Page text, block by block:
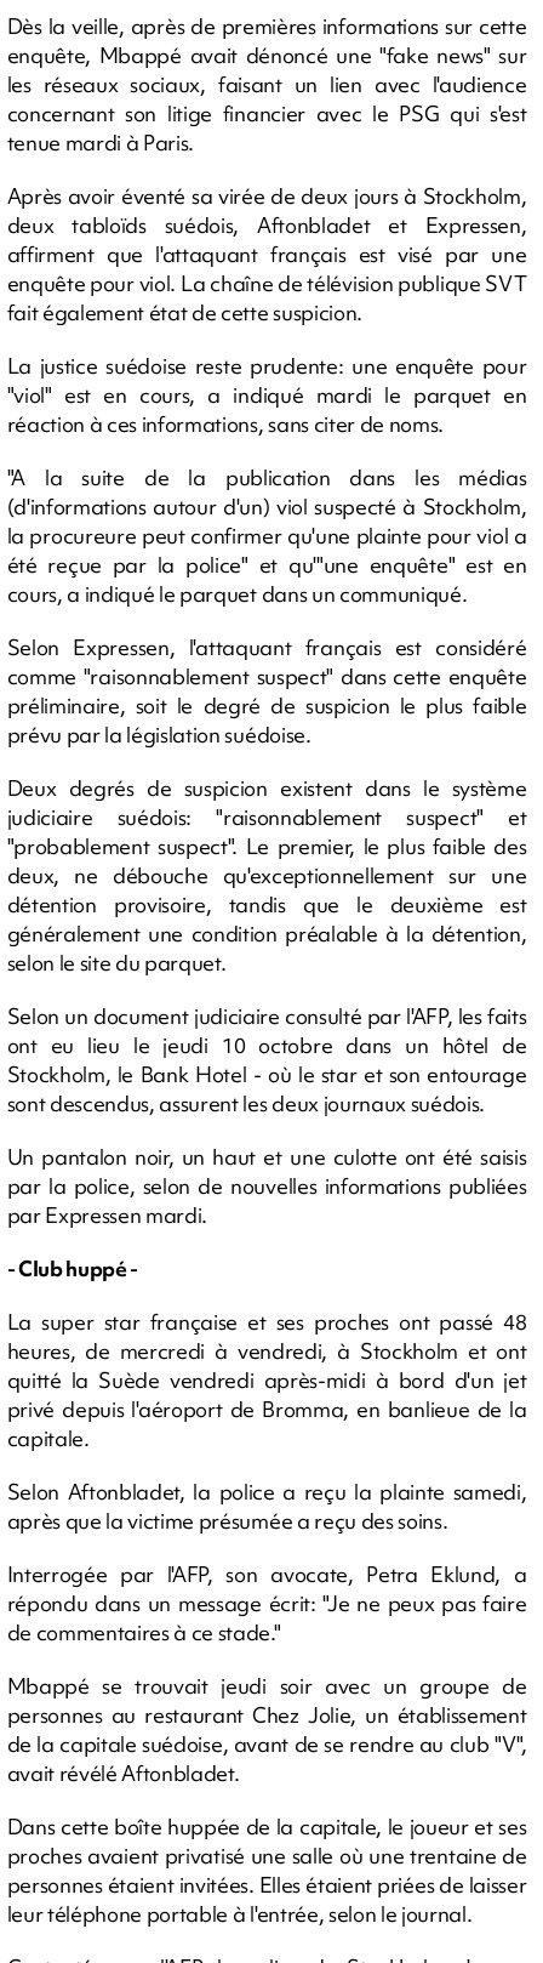
Dès la veille, après de premières informations sur cette
enquête, Mbappé avait dénoncé une "fake news" sur
les réseaux sociaux, faisant un lien avec l'audience
concernant son litige financier avec le PSG qui s'est
tenue mardi à Paris.
Après avoir éventé sa virée de deux jours à Stockholm,
deux tabloïds suédois, Aftonbladet et Expressen,
affirment que l'attaquant français est visé par une
enquête pour viol. La chaîne de télévision publique SVT
fait également état de cette suspicion.
La justice suédoise reste prudente: une enquête pour
"viol" est en cours, a indiqué mardi le parquet en
réaction à ces informations, sans citer de noms.
"A la suite de la publication dans les médias
(d'informations autour d'un) viol suspecté à Stockholm,
la procureure peut confirmer qu'une plainte pour viol a
été reçue par la police" et qu'"une enquête" est en
cours, a indiqué le parquet dans un communiqué.
Selon Expressen, l'attaquant français est considéré
comme "raisonnablement suspect" dans cette enquête
préliminaire, soit le degré de suspicion le plus faible
prévu par la législation suédoise.
Deux degrés de suspicion existent dans le système
judiciaire suédois: "raisonnablement suspect" et
"probablement suspect". Le premier, le plus faible des
deux, ne débouche qu'exceptionnellement sur une
détention provisoire, tandis que le deuxième est
généralement une condition préalable à la détention,
selon le site du parquet.
Selon un document judiciaire consulté par l'AFP, les faits
ont eu lieu le jeudi 10 octobre dans un hôtel de
Stockholm, le Bank Hotel - où le star et son entourage
sont descendus, assurent les deux journaux suédois.
Un pantalon noir, un haut et une culotte ont été saisis
par la police, selon de nouvelles informations publiées
par Expressen mardi.
- Club huppé -
La super star française et ses proches ont passé 48
heures, de mercredi à vendredi, à Stockholm et ont
quitté la Suède vendredi après-midi à bord d'un jet
privé depuis l'aéroport de Bromma, en banlieue de la
capitale.
Selon Aftonbladet, la police a reçu la plainte samedi,
après que la victime présumée a reçu des soins.
Interrogée par l'AFP, son avocate, Petra Eklund, a
répondu dans un message écrit: "Je ne peux pas faire
de commentaires à ce stade."
Mbappé se trouvait jeudi soir avec un groupe de
personnes au restaurant Chez Jolie, un établissement
de la capitale suédoise, avant de se rendre au club "V",
avait révélé Aftonbladet.
Dans cette boîte huppée de la capitale, le joueur et ses
proches avaient privatisé une salle où une trentaine de
personnes étaient invitées. Elles étaient priées de laisser
leur téléphone portable à l'entrée, selon le journal.